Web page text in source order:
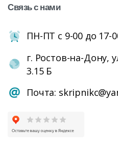
Связьснами
ПН-ПТ с 9-00 до 17-
г. Ростов-на-Дону,
3.15 Б
Почта: